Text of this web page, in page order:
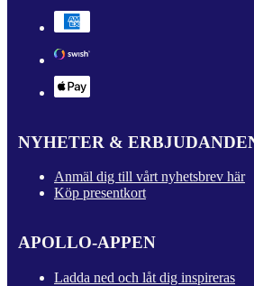
NYHETER &
Anmäl dig till vårt nyhetsbrev här
Köp presentkort
APOLLO-APPEN
Ladda ned och låt dig inspireras